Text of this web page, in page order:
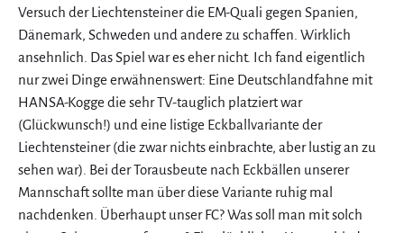
Versuch der Liechtensteiner die EM-Quali gegen Spanien,
Dänemark, Schweden und andere zu schaffen. Wirklich
ansehnlich. Das Spiel war es eher nicht. Ich fand eigentlich
nur zwei Dinge erwähnenswert: Eine Deutschlandfahne mit
HANSA-Kogge die sehr TV-tauglich platziert war
(Glückwunsch!) und eine listige Eckballvariante der
Liechtensteiner (die zwar nichts einbrachte, aber lustig an zu
sehen war). Bei der Torausbeute nach Eckbällen unserer
Mannschaft sollte man über diese Variante ruhig mal
nachdenken. Überhaupt unser FC? Was soll man mit solch